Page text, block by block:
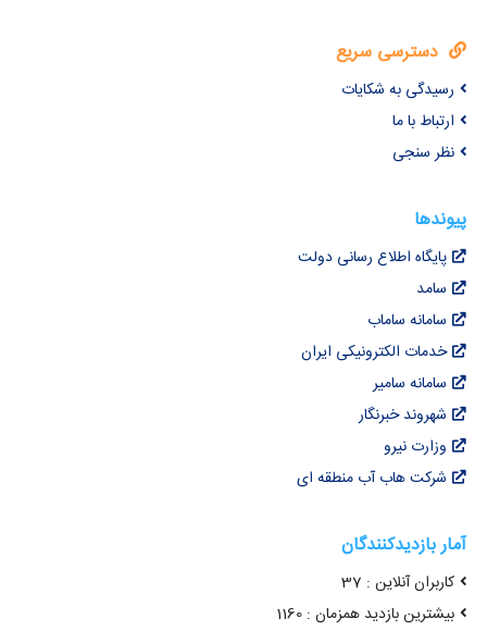
دسترسی سریع
رسیدگی به شکایات
ارتباط با ما
نظر سنجی
پیوندها
پایگاه اطلاع رسانی دولت
سامد
سامانه ساماب
خدمات الکترونیکی ایران
سامانه سامیر
شهروند خبرنگار
وزارت نیرو
شرکت هاب آب منطقه ای
آمار بازدیدکنندگان
کاربران آنلاین : 37
بیشترین بازدید همزمان : 1160